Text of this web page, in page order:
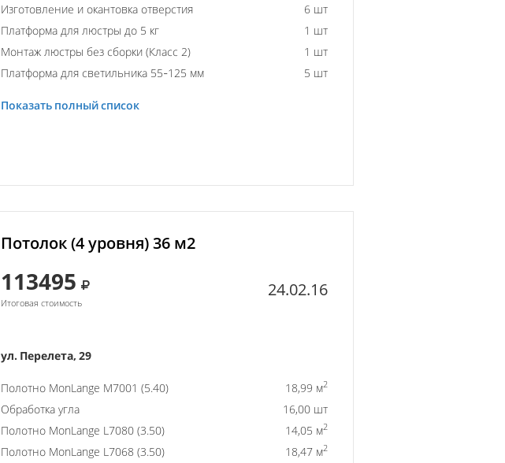
Изготовление и окантовка отверстия
6 шт
Платформа для люстры до 5 кг
1 шт
Монтаж люстры без сборки (Класс 2)
1 шт
Платформа для светильника 55-125 мм
5 шт
Показать полный список
Потолок (4 уровня) 36 м2
113495
Итоговая стоимость
24.02.16
ул. Перелета, 29
Полотно MonLange M7001 (5.40) 18,99 м2
Обработка угла
16,00 шт
Полотно MonLange L7080 (3.50)
14,05 м2
Полотно MonLange L7068 (3.50) 18,47 м2